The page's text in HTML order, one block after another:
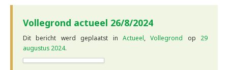
Vollegrond actueel 26/8/2024
Dit bericht werd geplaatst in Actueel,Vollegrond op 29
augustus 2024.